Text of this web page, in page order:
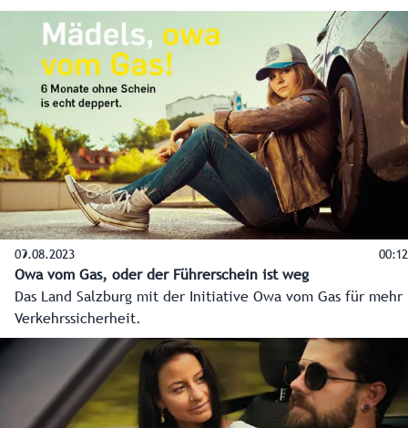
09.08.2023 00:12
Owa vom Gas, oder der Führerschein ist weg
Das Land Salzburg mit der Initiative Owa vom Gas für mehr
Verkehrssicherheit.